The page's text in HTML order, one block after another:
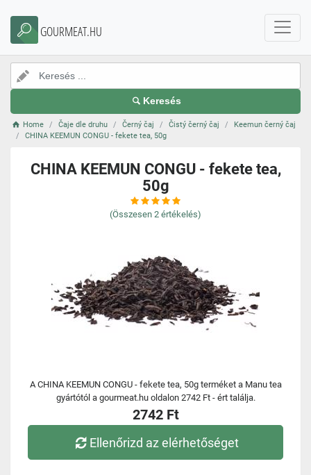
GOURMEAT.HU
Keresés
Home Čaje dle druhu Černý čaj Čistý černý čaj
Keemun černý čaj
CHINA KEEMUN CONGU - fekete tea, 50g
CHINA KEEMUN CONGU - fekete tea,
50g
(Összesen 2 értékelés)
A CHINA KEEMUN CONGU - fekete tea, 50g terméket a Manu tea
gyártótól a gourmeat.hu oldalon 2742 Ft - ért találja.
2742 Ft
Ellenőrizd az elérhetőséget